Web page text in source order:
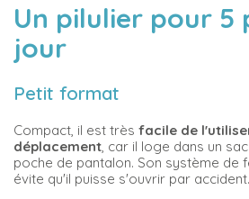
Un pilulier pour 5
jour
Petit format
Compact, il est très facile de
déplacement, car il loge dans un
poche de pantalon. Son système de
évite qu'il puisse s'ouvrir par accident.